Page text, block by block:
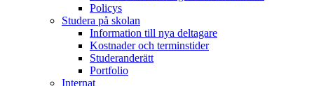
Policys
Studera på skolan
Information till nya deltagare
Kostnader och terminstider
Studeranderätt
Portfolio
Internat